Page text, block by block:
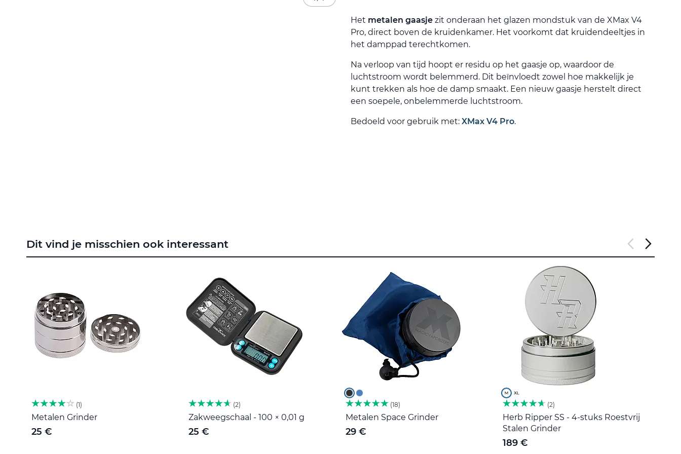
Het metalen gaasje zit onderaan het glazen mondstuk van de XMax V4
Pro, direct boven de kruidenkamer. Het voorkomt dat kruidendeeltjes in
het damppad terechtkomen.
Na verloop van tijd hoopt er residu op het gaasje op, waardoor de
luchtstroom wordt belemmerd. Dit beïnvloedt zowel hoe makkelijk je
kunt trekken als hoe de damp smaakt. Een nieuw gaasje herstelt direct
een soepele, onbelemmerde luchtstroom.
Bedoeld voor gebruik met: XMax V4 Pro.
het
begin
gallerij
Dit vind je misschien ook interessant
1
Metalen Grinder
25 €
2
Zakweegschaal - 100 × 0,01 g
25 €
18
Metalen Space Grinder
29 €
2
Herb Ripper SS - 4-stuks Roestvrij
Stalen Grinder
189 €